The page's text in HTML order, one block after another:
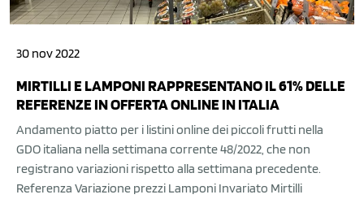
30 nov 2022
MIRTILLI E LAMPONI RAPPRESENTANO IL 61% DELLE
REFERENZE IN OFFERTA ONLINE IN ITALIA
Andamento piatto per i listini online dei piccoli frutti nella
GDO italiana nella settimana corrente 48/2022, che non
registrano variazioni rispetto alla settimana precedente.
Referenza Variazione prezzi Lamponi Invariato Mirtilli